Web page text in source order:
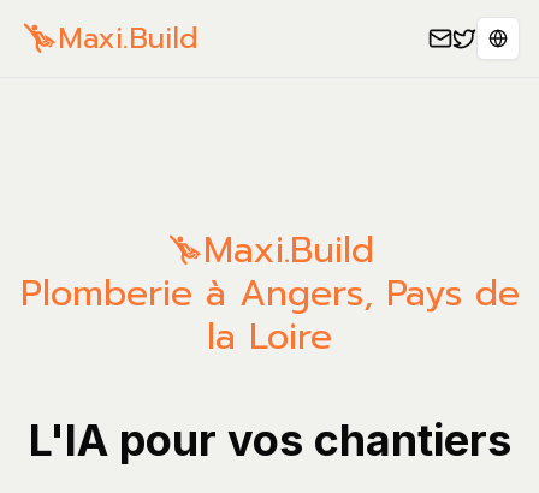
Maxi.Build
Maxi.Build
Plomberie à Angers, Pays de
la Loire
L'IA pour vos chantiers